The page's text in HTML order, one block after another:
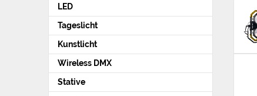
LED
Tageslicht
Kunstlicht
Wireless DMX
Stative